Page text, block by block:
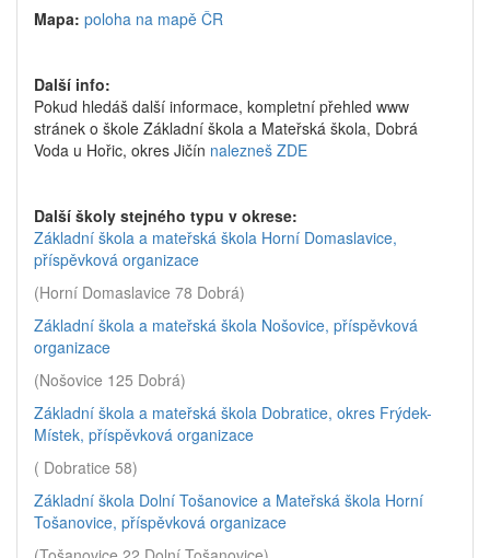
Mapa: poloha na mapě ČR
Další info:
Pokud hledáš další informace, kompletní přehled www
stránek o škole Základní škola a Mateřská škola, Dobrá
Voda u Hořic, okres Jičín nalezneš ZDE
Další školy stejného typu v okrese:
Základní škola a mateřská škola Horní Domaslavice,
příspěvková organizace
(Horní Domaslavice 78 Dobrá)
Základní škola a mateřská škola Nošovice, příspěvková
organizace
(Nošovice 125 Dobrá)
Základní škola a mateřská škola Dobratice, okres Frýdek-
Místek, příspěvková organizace
( Dobratice 58)
Základní škola Dolní Tošanovice a Mateřská škola Horní
Tošanovice, příspěvková organizace